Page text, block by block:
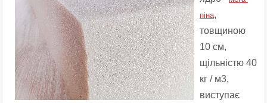
піна,
товщиною
10 см,
щільністю 40
кг / м3,
виступає